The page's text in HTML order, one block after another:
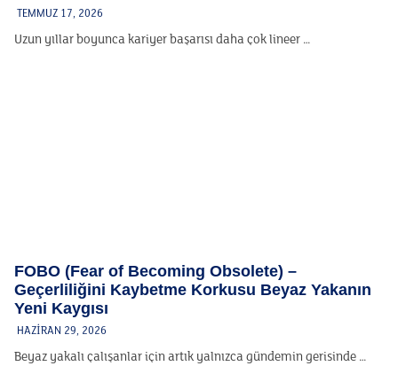
TEMMUZ 17, 2026
Uzun yıllar boyunca kariyer başarısı daha çok lineer …
FOBO (Fear of Becoming Obsolete) –
Geçerliliğini Kaybetme Korkusu Beyaz Yakanın
Yeni Kaygısı
HAZIRAN 29, 2026
Beyaz yakalı çalışanlar için artık yalnızca gündemin gerisinde …